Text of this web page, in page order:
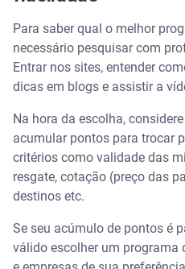
Para saber qual o melhor
necessário pesquisar com
Entrar nos sites, entender
dicas em blogs e assistir a
Na hora da escolha,
acumular pontos para trocar
critérios como validade das
resgate, cotação (preço das
destinos etc.
Se seu acúmulo de pontos é
válido escolher um programa